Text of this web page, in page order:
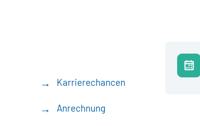
Karrierechancen
Anrechnung